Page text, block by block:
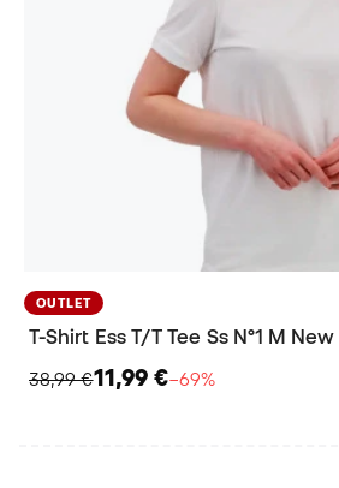
OUTLET
T-Shirt Ess T/T Tee Ss N°1 M
38,99 €11,99 €−69%